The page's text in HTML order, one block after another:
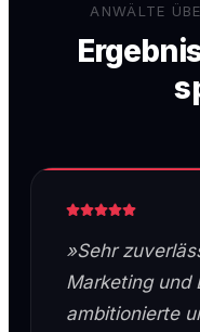
ANWÄLTE
»Sehr
Marketing und
ambitionierte